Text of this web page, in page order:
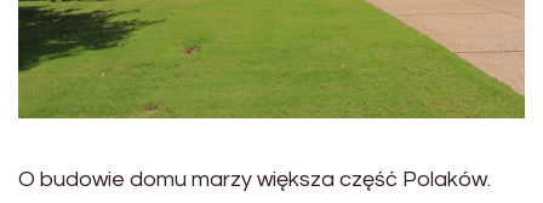
O budowie domu marzy większa część Polaków.